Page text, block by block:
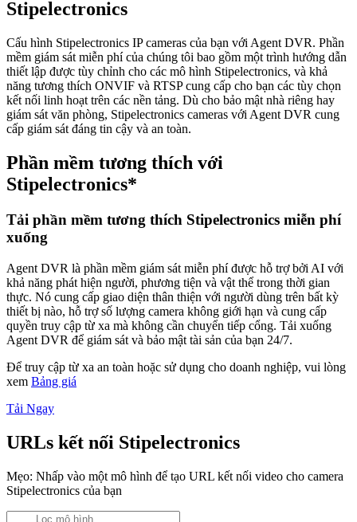
Stipelectronics
Cấu hình Stipelectronics IP cameras của bạn với Agent DVR. Phần
mềm giám sát miễn phí của chúng tôi bao gồm một trình hướng dẫn
thiết lập được tùy chỉnh cho các mô hình Stipelectronics, và khả
năng tương thích ONVIF và RTSP cung cấp cho bạn các tùy chọn
kết nối linh hoạt trên các nền tảng. Dù cho bảo mật nhà riêng hay
giám sát văn phòng, Stipelectronics cameras với Agent DVR cung
cấp giám sát đáng tin cậy và an toàn.
Phần mềm tương thích với
Stipelectronics*
Tải phần mềm tương thích Stipelectronics miễn phí
xuống
Agent DVR là phần mềm giám sát miễn phí được hỗ trợ bởi AI với
khả năng phát hiện người, phương tiện và vật thể trong thời gian
thực. Nó cung cấp giao diện thân thiện với người dùng trên bất kỳ
thiết bị nào, hỗ trợ số lượng camera không giới hạn và cung cấp
quyền truy cập từ xa mà không cần chuyển tiếp cổng. Tải xuống
Agent DVR để giám sát và bảo mật tài sản của bạn 24/7.
Để truy cập từ xa an toàn hoặc sử dụng cho doanh nghiệp, vui lòng
xem Bảng giá
Tải Ngay
URLs kết nối Stipelectronics
Mẹo: Nhấp vào một mô hình để tạo URL kết nối video cho camera
Stipelectronics của bạn